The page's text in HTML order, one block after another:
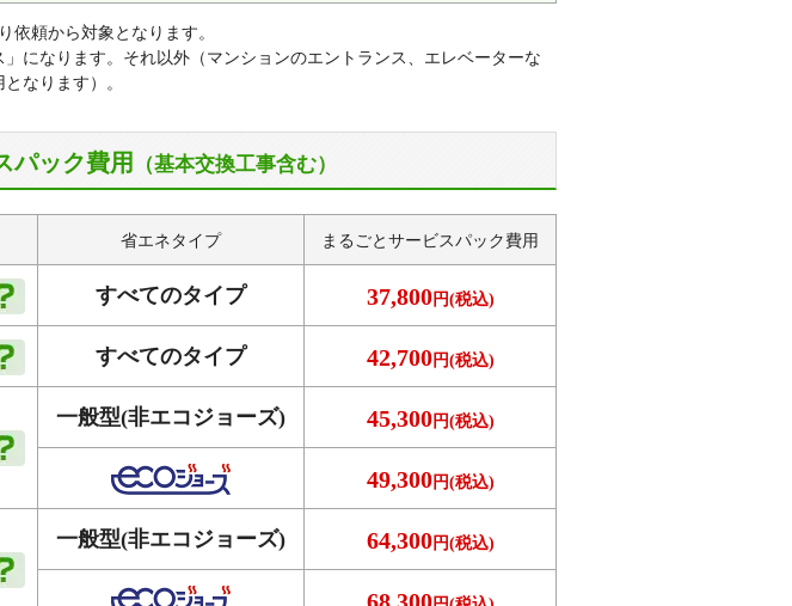
依頼から対象となります。
になります。それ以外（マンションのエントランス、エレベーターな
なります）。
パック費用 （基本交換工事含む）
省エネタイプ まるごとサービスパック費用
すべてのタイプ 37,800円(税込)
すべてのタイプ 42,700円(税込)
一般型(非エコジョーズ) 45,300円(税込)
49,300円(税込)
一般型(非エコジョーズ) 64,300円(税込)